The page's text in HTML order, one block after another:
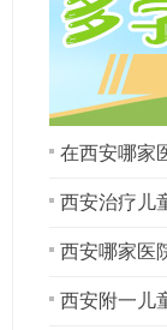
在西安哪家
西安治疗儿
西安附一儿